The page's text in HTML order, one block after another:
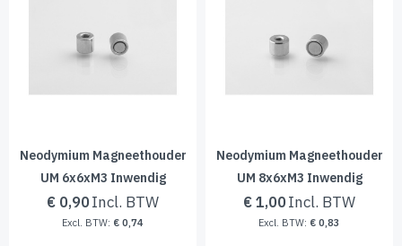
Neodymium Magneethouder
UM 6x6xM3 Inwendig
€ 0,90
€ 0,74
Neodymium Magneethouder
UM 8x6xM3 Inwendig
€ 1,00
€ 0,83